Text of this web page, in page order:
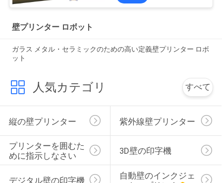
壁プリンター ロボット
ガラス メタル・セラミックのための高い定義壁プリンター ロボ
ット
人気カテゴリ すべて
縦の壁プリンター 紫外線壁プリンター
プリンターを囲むた
めに指示しなさい
3D壁の印字機
デジタル壁の印字機
自動壁のインクジェ